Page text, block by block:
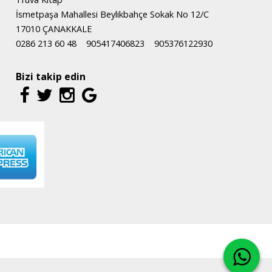
İsmetpaşa Mahallesi Beylikbahçe Sokak No 12/C
17010 ÇANAKKALE
0286 213 60 48
905417406823 905376122930
Bizi takip edin